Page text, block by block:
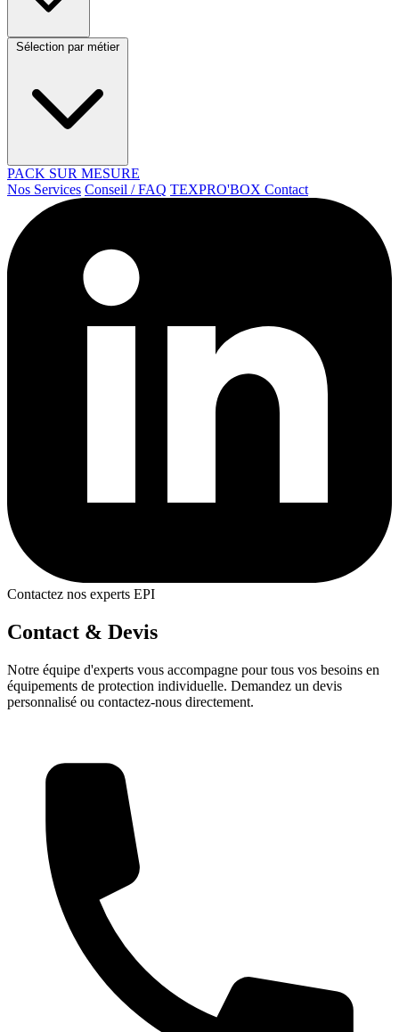
Sélection par métier
PACK SUR MESURE
Nos Services Conseil / FAQ TEXPRO'BOX Contact
Contactez nos experts EPI
Contact & Devis
Notre équipe d'experts vous accompagne pour tous vos besoins en
équipements de protection individuelle. Demandez un devis
personnalisé ou contactez-nous directement.